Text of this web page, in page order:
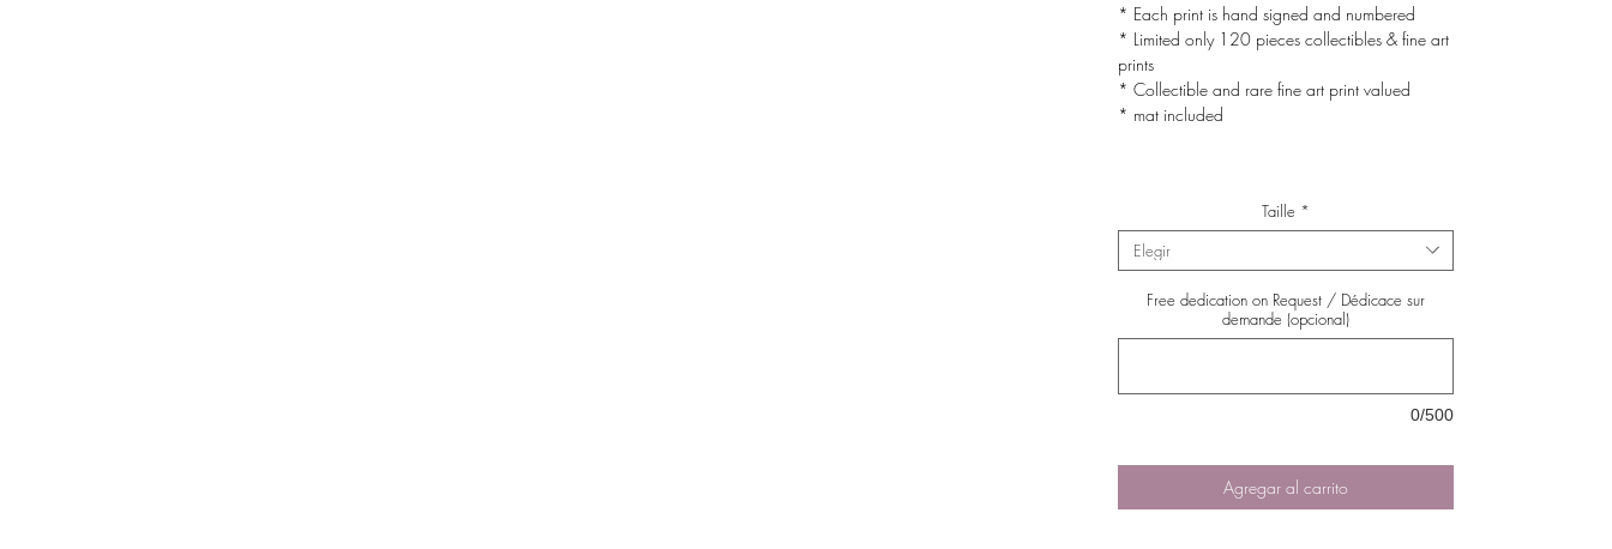
* Each print is hand signed and numbered
* Limited only 120 pieces collectibles & fine art
prints
* Collectible and rare fine art print valued
* mat included
Taille *
Elegir
Free dedication on Request / Dédicace sur
demande (opcional)
0/500
Agregar al carrito